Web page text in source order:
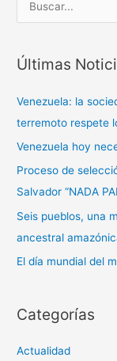
c
a
r
Últimas
Venezuela: la
terremoto respete
Venezuela hoy
Proceso de
Salvador “NADA
Seis pueblos, una
ancestral
El día mundial del
Categorías
Actualidad